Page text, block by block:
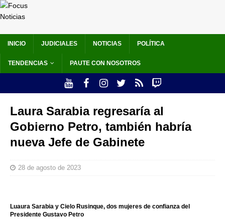
INICIO JUDICIALES NOTICIAS POLÍTICA
TENDENCIAS PAUTE CON NOSOTROS
Laura Sarabia regresaría al
Gobierno Petro, también habría
nueva Jefe de Gabinete
28 de agosto de 2023
Luaura Sarabia y Cielo Rusinque, dos mujeres de confianza del
Presidente Gustavo Petro